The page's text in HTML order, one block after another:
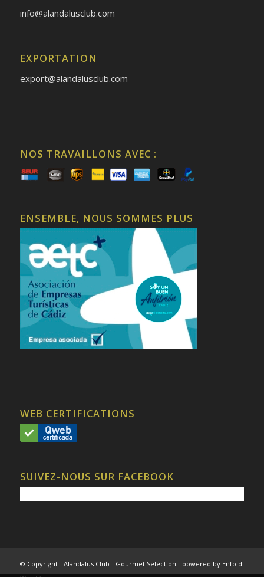
info@alandalusclub.com
EXPORTATION
export@alandalusclub.com
NOS TRAVAILLONS AVEC :
ENSEMBLE, NOUS SOMMES PLUS
WEB CERTIFICATIONS
SUIVEZ-NOUS SUR FACEBOOK
© Copyright - Alándalus Club - Gourmet Selection - powered by Enfold